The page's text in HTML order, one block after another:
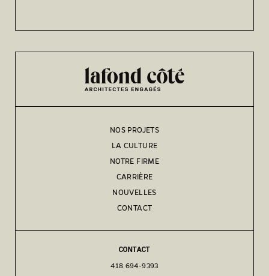
CONTACT
418 694-9393
NOS PROJETS
LA CULTURE
NOTRE FIRME
CARRIÈRE
NOUVELLES
CONTACT